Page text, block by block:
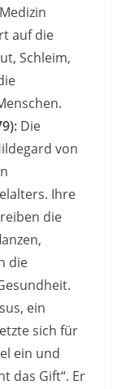
auf die
Schleim,
Die
von
Ihre
die
die
ein
sich für
ein und
das Gift“. Er